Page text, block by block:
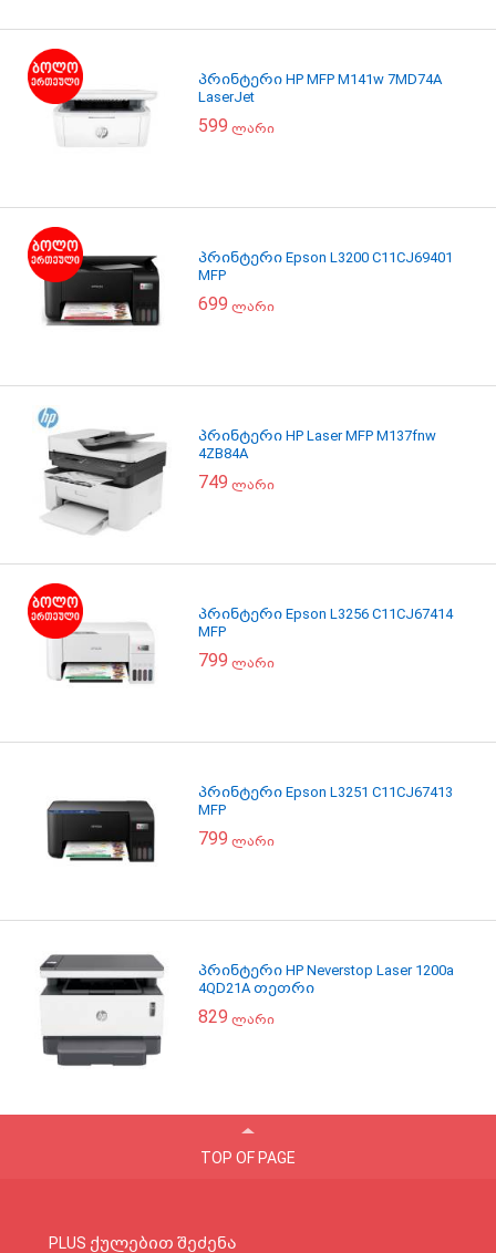
პრინტერი HP MFP M141w 7MD74A
LaserJet
599 ლარი
პრინტერი Epson L3200 C11CJ69401
MFP
699 ლარი
პრინტერი HP Laser MFP M137fnw
4ZB84A
749 ლარი
პრინტერი Epson L3256 C11CJ67414
MFP
799 ლარი
პრინტერი Epson L3251 C11CJ67413
MFP
799 ლარი
პრინტერი HP Neverstop Laser 1200a
4QD21A თეთრი
829 ლარი
TOP OF PAGE
PLUS ქულებით შეძენა